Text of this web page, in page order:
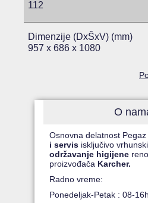
112
Dimenzije (DxŠxV) (mm)
957 x 686 x 1080
O
Osnovna delatnost
i servis isključivo
održavanje higijene
proizvođača Karcher.
Radno vreme:
Ponedeljak-Petak : 08-16h